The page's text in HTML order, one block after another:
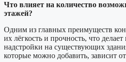
Что влияет на количество
этажей?
Одним из главных преимуществ
их лёгкость и прочность, что
надстройки на существующих
которые можно добавить, зависит